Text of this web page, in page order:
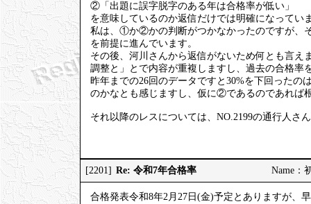
②「出題に誤字脱字のある年は合格率が低い」
を意味しているのか返信だけでは明確になってい
私は、①か②かの判断がつかなかったのですが、
を前提に進んでいます。
その後、河川さんから返信がないため何とも言
調整と」とで内容が重複しますし、過去の合格率
昨年までの26回のデータですと30%を下回った
のかなとも感じますし、仮に②であるのであれば
それ以降のレスについては、NO.2199の通行人さ
[2201] Re: 令和7年合格率 Name：
合格発表令和8年2月27日(金)予定とありますが、